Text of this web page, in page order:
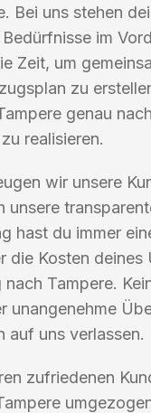
Bei uns stehen
im
Zeit, um
zu
genau
realisieren.
wir unsere
unsere
hast du immer
die Kosten deines
nach Tampere.
unangenehme
auf uns verlassen.
zufriedenen